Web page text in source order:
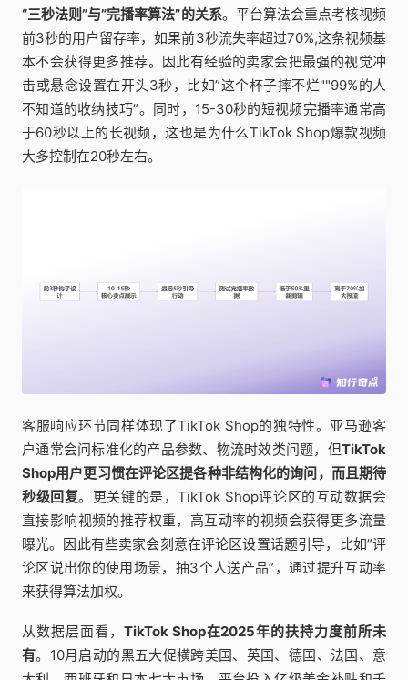
“三秒法则”与”完播率算法”的关系。平台算法会重点考核视频
前3秒的用户留存率，如果前3秒流失率超过70%,这条视频基
本不会获得更多推荐。因此有经验的卖家会把最强的视觉冲
击或悬念设置在开头3秒，比如”这个杯子摔不烂""99%的人
不知道的收纳技巧”。同时，15-30秒的短视频完播率通常高
于60秒以上的长视频，这也是为什么TikTok Shop爆款视频
大多控制在20秒左右。
客服响应环节同样体现了TikTok Shop的独特性。亚马逊客
户通常会问标准化的产品参数、物流时效类问题，但TikTok
Shop用户更习惯在评论区提各种非结构化的询问，而且期待
秒级回复。更关键的是，TikTok Shop评论区的互动数据会
直接影响视频的推荐权重，高互动率的视频会获得更多流量
曝光。因此有些卖家会刻意在评论区设置话题引导，比如”评
论区说出你的使用场景，抽3个人送产品”，通过提升互动率
来获得算法加权。
从数据层面看， TikTok Shop在2025年的扶持力度前所未
有。10月启动的黑五大促横跨美国、英国、德国、法国、意